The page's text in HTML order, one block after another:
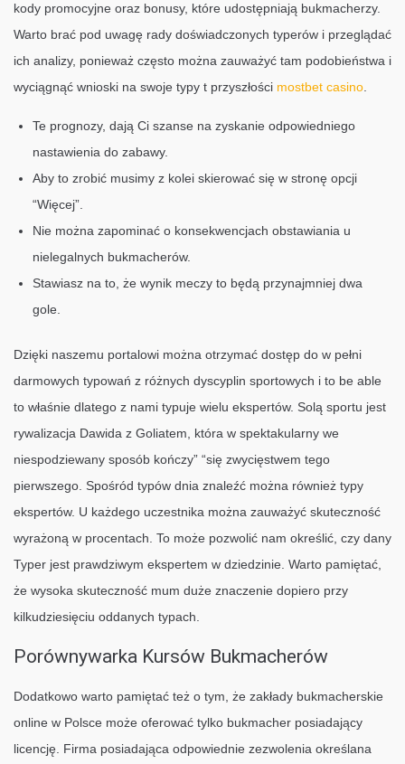
kody promocyjne oraz bonusy, które udostępniają bukmacherzy.
Warto brać pod uwagę rady doświadczonych typerów i przeglądać
ich analizy, ponieważ często można zauważyć tam podobieństwa i
wyciągnąć wnioski na swoje typy t przyszłości mostbet casino
Te prognozy, dają Ci szanse na zyskanie odpowiedniego
nastawienia do zabawy.
Aby to zrobić musimy z kolei skierować się w stronę opcji
“Więcej”.
Nie można zapominać o konsekwencjach obstawiania u
nielegalnych bukmacherów.
Stawiasz na to, że wynik meczy to będą przynajmniej dwa
gole.
Dzięki naszemu portalowi można otrzymać dostęp do w pełni
darmowych typowań z różnych dyscyplin sportowych i to be able
to właśnie dlatego z nami typuje wielu ekspertów. Solą sportu jest
rywalizacja Dawida z Goliatem, która w spektakularny we
niespodziewany sposób kończy” “się zwycięstwem tego
pierwszego. Spośród typów dnia znaleźć można również typy
ekspertów. U każdego uczestnika można zauważyć skuteczność
wyrażoną w procentach. To może pozwolić nam określić, czy dany
Typer jest prawdziwym ekspertem w dziedzinie. Warto pamiętać,
że wysoka skuteczność mum duże znaczenie dopiero przy
kilkudziesięciu oddanych typach.
Porównywarka Kursów Bukmacherów
Dodatkowo warto pamiętać też o tym, że zakłady bukmacherskie
online w Polsce może oferować tylko bukmacher posiadający
licencję. Firma posiadająca odpowiednie zezwolenia określana